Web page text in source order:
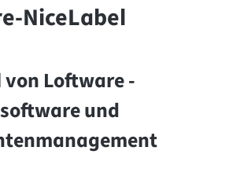
NiceLabel
von Loftware -
und